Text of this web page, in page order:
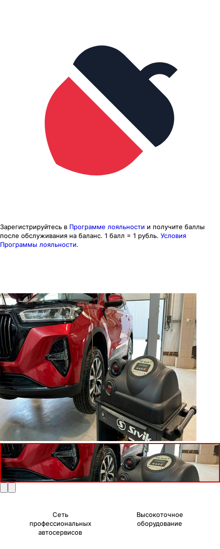
Зарегистрируйтесь в Программе лояльности и получите баллы
после обслуживания на баланс. 1 балл = 1 рубль. Условия
Программы лояльности.
Сеть
профессиональных
автосервисов
Высокоточное
оборудование